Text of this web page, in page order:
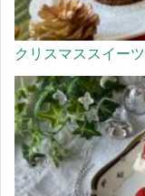
クリスマススイーツ